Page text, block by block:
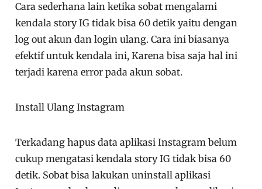
Cara sederhana lain ketika sobat mengalami
kendala story IG tidak bisa 60 detik yaitu dengan
log out akun dan login ulang. Cara ini biasanya
efektif untuk kendala ini, Karena bisa saja hal ini
terjadi karena error pada akun sobat.
Install Ulang Instagram
Terkadang hapus data aplikasi Instagram belum
cukup mengatasi kendala story IG tidak bisa 60
detik. Sobat bisa lakukan uninstall aplikasi